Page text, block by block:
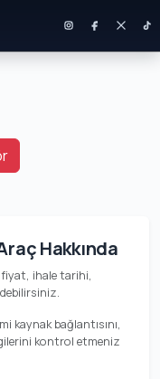
Hakkında
fiyat, ihale tarihi,
kaynak bağlantısını,
kontrol etmeniz